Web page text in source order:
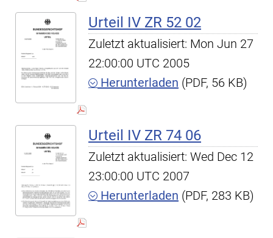
Urteil IV ZR 52 02
Zuletzt aktualisiert: Mon Jun 27
22:00:00 UTC 2005
Herunterladen (PDF, 56 KB)
Urteil IV ZR 74 06
Zuletzt aktualisiert: Wed Dec 12
23:00:00 UTC 2007
Herunterladen (PDF, 283 KB)